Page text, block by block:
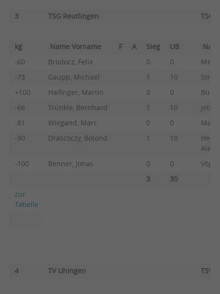
3 TSG Reutlingen TSG
kg Name Vorname F A Sieg UB
-60
Brodocz, Felix 0 0
-73
Gaupp, Michael 1 10
+100
Haifinger, Martin 0 0
-66
Trünkle, Bernhard 1 10
-81
Wiegand, Marc 0 0
-90
Drascoczy, Botond 1 10
-100
Benner, Jonas 0 0
3
30
zur
Tabelle
4 TV Uhingen TSV